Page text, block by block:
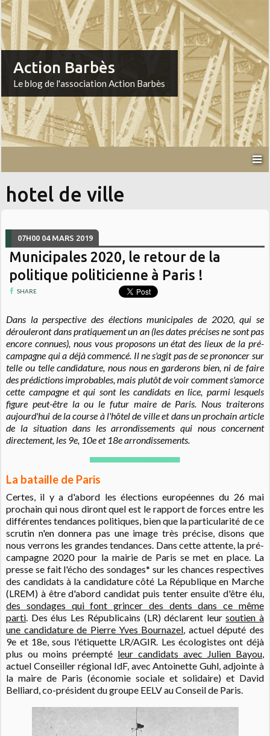
Action Barbès
Le blog de l'association Action Barbès
hotel de ville
07H00 04 MARS 2019
Municipales 2020, le retour de la
politique politicienne à Paris !
SHARE
Dans la perspective des élections municipales de 2020, qui se
dérouleront dans pratiquement un an (les dates précises ne sont pas
encore connues), nous vous proposons un état des lieux de la pré-
campagne qui a déjà commencé. Il ne s'agit pas de se prononcer sur
telle ou telle candidature, nous nous en garderons bien, ni de faire
des prédictions improbables, mais plutôt de voir comment s'amorce
cette campagne et qui sont les candidats en lice, parmi lesquels
figure peut-être la ou le futur maire de Paris. Nous traiterons
aujourd'hui de la course à l'hôtel de ville et dans un prochain article
de la situation dans les arrondissements qui nous concernent
directement, les 9e, 10e et 18e arrondissements.
La bataille de Paris
Certes, il y a d'abord les élections européennes du 26 mai
prochain qui nous diront quel est le rapport de forces entre les
différentes tendances politiques, bien que la particularité de ce
scrutin n'en donnera pas une image très précise, disons que
nous verrons les grandes tendances. Dans cette attente, la pré-
campagne 2020 pour la mairie de Paris se met en place. La
presse se fait l'écho des sondages* sur les chances respectives
des candidats à la candidature côté La République en Marche
(LREM) à être d'abord candidat puis tenter ensuite d'être élu,
des sondages qui font grincer des dents dans ce même
parti. Des élus Les Républicains (LR) déclarent leursoutien à
une candidature de Pierre Yves Bournazel, actuel député des
9e et 18e, sous l'étiquette LR/AGIR. Les écologistes ont déjà
plus ou moins préempté leur candidats avec Julien Bayou,
actuel Conseiller régional IdF, avec Antoinette Guhl, adjointe à
la maire de Paris (économie sociale et solidaire) et David
Belliard, co-président du groupe EELV au Conseil de Paris.